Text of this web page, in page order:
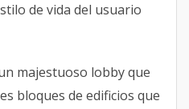
de vida del usuario
majestuoso lobby que
bloques de edificios que